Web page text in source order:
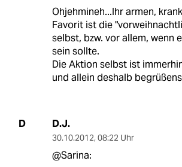
Ohjehmineh...Ihr armen,
Favorit ist die
selbst, bzw. vor allem, wenn
sein sollte.
Die Aktion selbst ist
und allein deshalb
D D.J.
30.10.2012, 08:22 Uhr
@Sarina: